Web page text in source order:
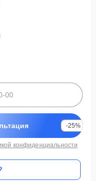
-25%
конфиденциальности